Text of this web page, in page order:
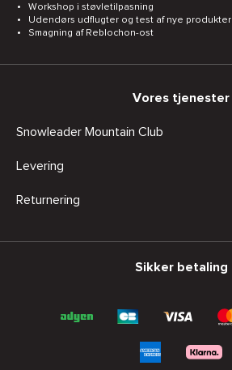
Workshop i støvletilpasning
Udendørs udflugter og test af nye produkter
Smagning af Reblochon-ost
Vores tjenester
Snowleader Mountain Club
Levering
Returnering
Sikker betaling